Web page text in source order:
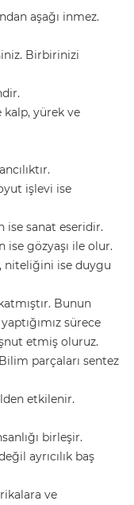
aşağı inmez.
Birbirinizi
kalp, yürek ve
işlevi ise
ise sanat eseridir.
ise gözyaşı ile olur.
niteliğini ise duygu
Bunun
sürece
etmiş oluruz.
parçaları sentez
etkilenir.
birleşir.
ayrıcılık baş
ve